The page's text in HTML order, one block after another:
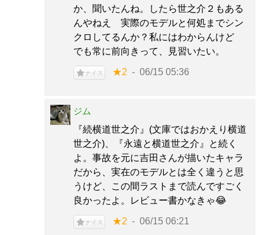
か、聞いたんね。したら世之介２もある
んやねえ 実際のモデルと何処までシン
クロしてるんか？私にはわからんけど
でも常に前向きって、見習いたい。
ナイス ★2 06/15 05:36
ジム
『続横道世之介』(文庫ではおかえり横道
世之介)、『永遠と横道世之介』と続く
よ。事故を元に吉田さんが描いたキャラ
だから、実在のモデルとは全く違うと思
うけど、この間ラストまで読んですごく
良かったよ。レビュー書かなきゃ😂
ナイス ★2 06/15 06:21